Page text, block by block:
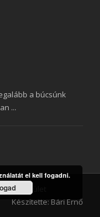
a búcsúnk
...
Egyesület
Készítette: Bári Ernő
el kell fogadni.